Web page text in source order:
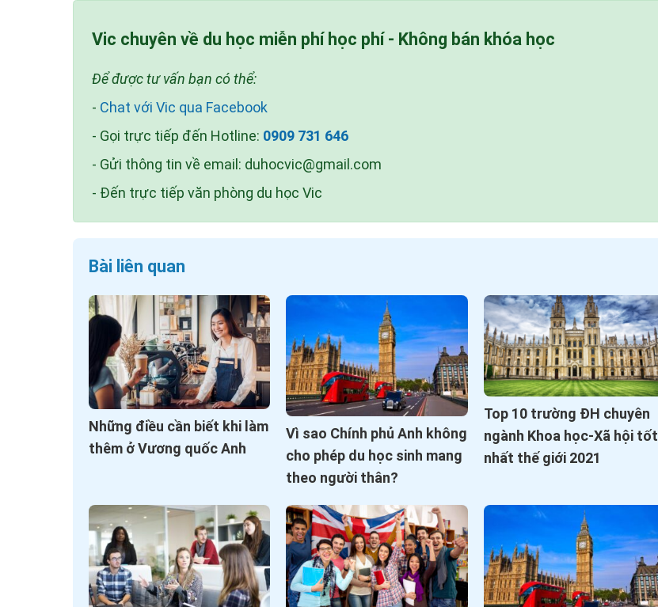
Vic chuyên về du học miễn phí học phí - Không bán khóa học
Để được tư vấn bạn có thể:
- Chat với Vic qua Facebook
- Gọi trực tiếp đến Hotline: 0909 731 646
- Gửi thông tin về email: duhocvic@gmail.com
- Đến trực tiếp văn phòng du học Vic
Bài liên quan
Những điều cần biết khi làm
thêm ở Vương quốc Anh
Vì sao Chính phủ Anh không
cho phép du học sinh mang
theo người thân?
Top 10 trường ĐH chuyên
ngành Khoa học-Xã hội tốt
nhất thế giới 2021